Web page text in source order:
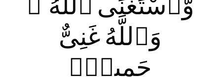
وَّٱسْتَغْنَى ٱللَّهُ ۚ
وَٱللَّهُ غَنِىٌّ